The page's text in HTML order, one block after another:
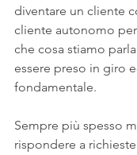
diventare un cliente
cliente autonomo
che cosa stiamo
essere preso in giro
fondamentale.
Sempre più spesso
rispondere a